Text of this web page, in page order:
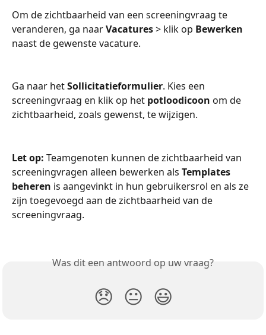
Om de zichtbaarheid van een screeningvraag te
veranderen, ga naar Vacatures > klik op Bewerken
naast de gewenste vacature.
Ga naar het Sollicitatieformulier. Kies een
screeningvraag en klik op het potloodicoon om de
zichtbaarheid, zoals gewenst, te wijzigen.
Let op: Teamgenoten kunnen de zichtbaarheid van
screeningvragen alleen bewerken als Templates
beheren is aangevinkt in hun gebruikersrol en als ze
zijn toegevoegd aan de zichtbaarheid van de
screeningvraag.
Was dit een antwoord op uw vraag?
😞 😐 😃